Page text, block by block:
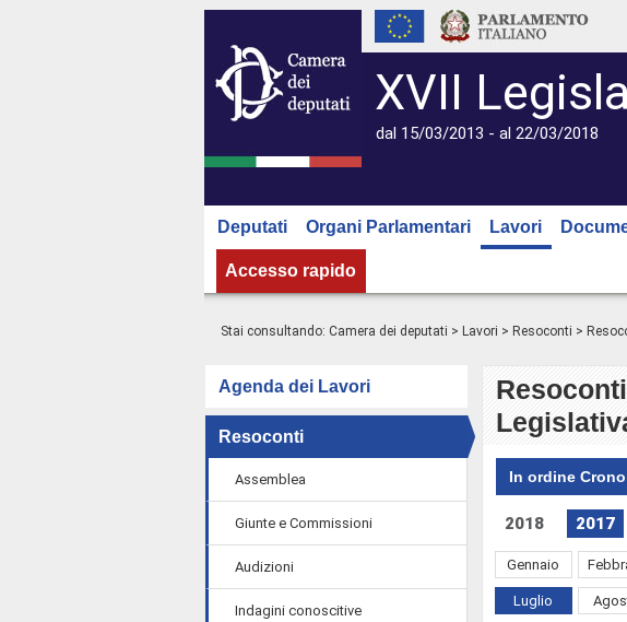
XVII
dal 15/03/2013 - al 22/03/2018
Deputati Organi Parlamentari Lavori
Accesso rapido
Stai consultando: Camera dei deputati > Lavori > Resoconti >
Agenda dei Lavori
Resoconti
Assemblea
Giunte e Commissioni
Audizioni
Indagini conoscitive
In ordine
2018 2017
Gennaio
Luglio